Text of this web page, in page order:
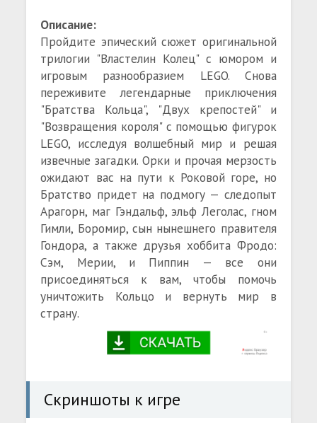
Описание:
Пройдите эпический сюжет оригинальной
трилогии "Властелин Колец" с юмором и
игровым разнообразием LEGO. Снова
переживите легендарные приключения
"Братства Кольца", "Двух крепостей" и
"Возвращения короля" с помощью фигурок
LEGO, исследуя волшебный мир и решая
извечные загадки. Орки и прочая мерзость
ожидают вас на пути к Роковой горе, но
Братство придет на подмогу — следопыт
Арагорн, маг Гэндальф, эльф Леголас, гном
Гимли, Боромир, сын нынешнего правителя
Гондора, а также друзья хоббита Фродо:
Сэм, Мерии, и Пиппин — все они
присоединяться к вам, чтобы помочь
уничтожить Кольцо и вернуть мир в
страну.
Скриншоты к игре